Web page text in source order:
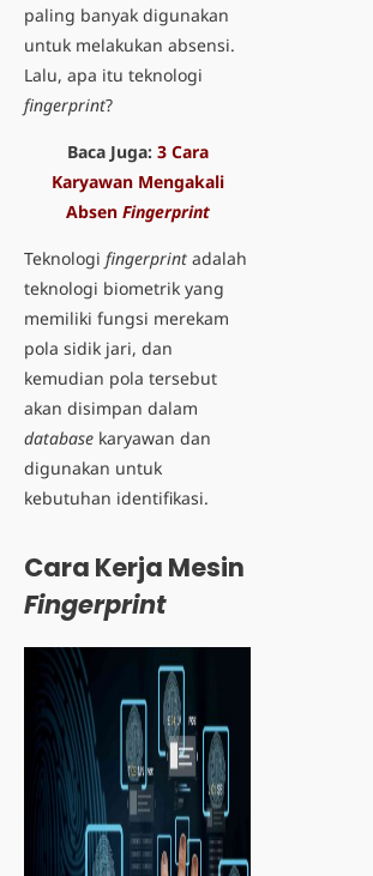
paling banyak digunakan
untuk melakukan absensi.
Lalu, apa itu teknologi
fingerprint?
Baca Juga: 3 Cara
Karyawan Mengakali
Absen Fingerprint
Teknologi fingerprint adalah
teknologi biometrik yang
memiliki fungsi merekam
pola sidik jari, dan
kemudian pola tersebut
akan disimpan dalam
database karyawan dan
digunakan untuk
kebutuhan identifikasi.
Cara Kerja Mesin
Fingerprint